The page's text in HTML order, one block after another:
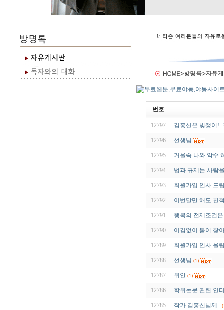
번호
12797 김홍신은 빚쟁이!
12796 선생님
12795 거울속 나와 악수
12794 법과 규제는 사람
12793 회원가입 인사 드
12792 이번달만 해도 친
12791 행복의 전제조건
12790 어김없이 봄이 찾
12789 회원가입 인사 올
12788 선생님 (1)
12787 위안 (1)
12786 학위논문 관련 인
12785 작가 김홍신님께..